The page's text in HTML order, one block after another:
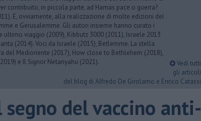
contribuito, in piccola parte, ad Hamas pace o guerra?
E, ovviamente, alla realizzazione di molte edizioni del
e Gerusalemme. Gli autori insieme hanno curato i
ultimo viaggio (2009), Kibbutz 3000 (2011), Israele 2013
(2014). Voci da Israele (2015), Betlemme. La stella
del Medioriente (2017), How close to Bethlehem (2018),
e Il Signor Netanyahu (2021).
Vedi tutti
gli articoli
del blog di Alfredo De Girolamo e Enrico Catassi
segno del vaccino anti-